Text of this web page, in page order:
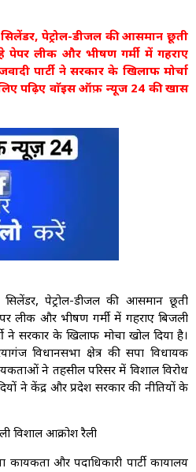
पेट्रोल-डीजल की आसमान छूती
पेपर लीक और भीषण गर्मी में गहराए
पार्टी ने सरकार के खिलाफ मोर्चा
पढ़िए वाॅइस ऑफ़ न्यूज 24 की खास
पेट्रोल-डीजल की आसमान छूती
लीक और भीषण गर्मी में गहराए बिजली
ने सरकार के खिलाफ मोर्चा खोल दिया है।
विधानसभा क्षेत्र की सपा विधायक
ने तहसील परिसर में विशाल विरोध
ने केंद्र और प्रदेश सरकार की नीतियों के
विशाल आक्रोश रैली
और पदाधिकारी पार्टी कार्यालय